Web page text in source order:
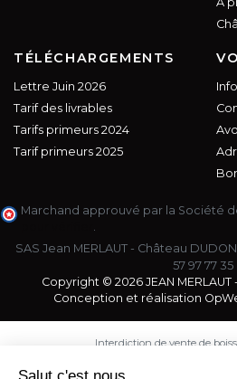
TÉLÉCHARGEMENTS
Lettre Juin 2026
Tarif des livrables
Tarifs primeurs 2024
Tarif primeurs 2025
Marchand approuvé par la Société
SAS Jean MERLAUT - Château
57 97 77 35
Copyright © 2026 JEAN
Conception et réalisation
Interdiction de vente de
de moins de 18 ans. La
est exigée au moment de la
Salut c'est nous...